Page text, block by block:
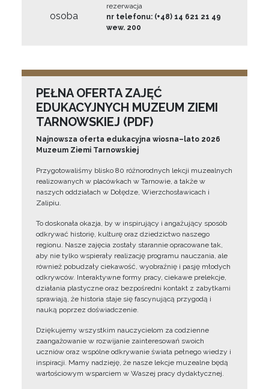
osoba
rezerwacja
nr telefonu: (+48) 14 621 21 49
wew. 200
PEŁNA OFERTA ZAJĘĆ
EDUKACYJNYCH MUZEUM ZIEMI
TARNOWSKIEJ (PDF)
Najnowsza oferta edukacyjna wiosna–lato 2026
Muzeum Ziemi Tarnowskiej
Przygotowaliśmy blisko 80 różnorodnych lekcji muzealnych
realizowanych w placówkach w Tarnowie, a także w
naszych oddziałach w Dołędze, Wierzchosławicach i
Zalipiu.
To doskonała okazja, by w inspirujący i angażujący sposób
odkrywać historię, kulturę oraz dziedzictwo naszego
regionu. Nasze zajęcia zostały starannie opracowane tak,
aby nie tylko wspierały realizację programu nauczania, ale
również pobudzały ciekawość, wyobraźnię i pasję młodych
odkrywców. Interaktywne formy pracy, ciekawe prelekcje,
działania plastyczne oraz bezpośredni kontakt z zabytkami
sprawiają, że historia staje się fascynującą przygodą i
nauką poprzez doświadczenie.
Dziękujemy wszystkim nauczycielom za codzienne
zaangażowanie w rozwijanie zainteresowań swoich
uczniów oraz wspólne odkrywanie świata pełnego wiedzy i
inspiracji. Mamy nadzieję, że nasze lekcje muzealne będą
wartościowym wsparciem w Waszej pracy dydaktycznej.